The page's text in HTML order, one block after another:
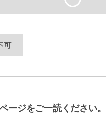
可
ージをご一読ください。